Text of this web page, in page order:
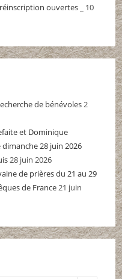
ouvertes _
10
de bénévoles2
et Dominique
28 juin 2026
28 juin 2026
de prières du 21 au 29
de France21 juin